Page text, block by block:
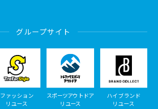
グループサイト
ファッション
リユース
スポーツアウトドア
リユース
ハイブランド
リユース